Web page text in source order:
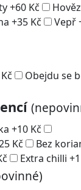
+60 Kč
+35 Kč Vepř
Kč Obejdu se
+10 Kč
Kč Bez
Extra chilli +